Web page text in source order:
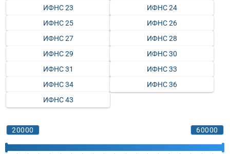
ИФНС 23
ИФНС 24
ИФНС 25
ИФНС 26
ИФНС 27
ИФНС 28
ИФНС 29
ИФНС 30
ИФНС 31
ИФНС 33
ИФНС 34
ИФНС 36
ИФНС 43